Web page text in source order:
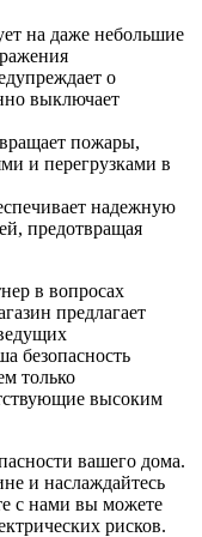
на даже небольшие
о
выключает
пожары,
и перегрузками в
надежную
предотвращая
в вопросах
предлагает
безопасность
только
высоким
вашего дома.
и наслаждайтесь
с нами вы можете
рисков.